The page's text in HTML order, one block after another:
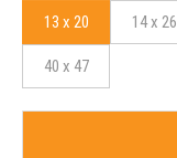
13 x 20 14 x 26
40 x 47